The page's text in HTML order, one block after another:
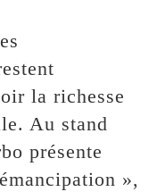
la richesse
Au stand
présente
»,